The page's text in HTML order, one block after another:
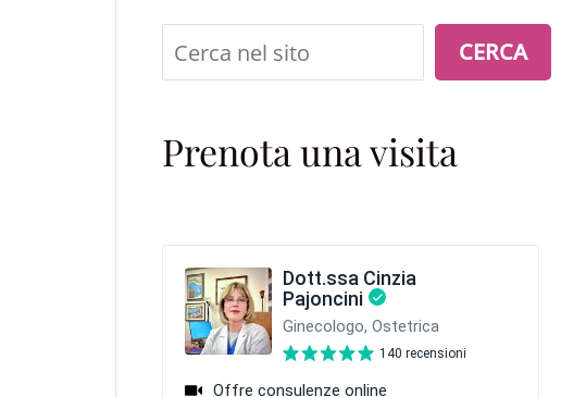
Cerca CERCA
Prenota una visita